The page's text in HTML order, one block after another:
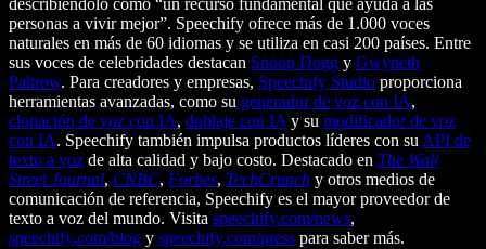
describiéndolo como “un recurso fundamental que ayuda a las
personas a vivir mejor”. Speechify ofrece más de 1.000 voces
naturales en más de 60 idiomas y se utiliza en casi 200 países. Entre
sus voces de celebridades destacan Snoop Dogg y Gwyneth
Paltrow. Para creadores y empresas, Speechify Studio proporciona
herramientas avanzadas, como su generador de voz con IA,
clonación de voz con IA, doblaje con IAy su modificador de voz
con IA. Speechify también impulsa productos líderes con suAPI de
texto a voz de alta calidad y bajo costo. Destacado en The Wall
Street Journal, CNBC, Forbes, TechCrunch y otros medios de
comunicación de referencia, Speechify es el mayor proveedor de
texto a voz del mundo. Visita speechify.com/news,
speechify.com/blog y speechify.com/press para saber más.